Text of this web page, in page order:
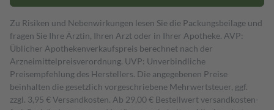
Zu Risiken und Nebenwirkungen lesen Sie die Packungsbeilage und
fragen Sie Ihre Ärztin, Ihren Arzt oder in Ihrer Apotheke. AVP:
Üblicher Apothekenverkaufspreis berechnet nach der
Arzneimittelpreisverordnung. UVP: Unverbindliche
Preisempfehlung des Herstellers. Die angegebenen Preise
beinhalten die gesetzlich vorgeschriebene Mehrwertsteuer, ggf.
zzgl. 3,95 € Versandkosten. Ab 29,00 € Bestell­wert versand­kosten­